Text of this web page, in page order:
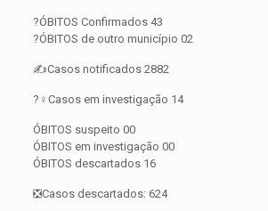
?ÓBITOS Confirmados 43
?ÓBITOS de outro município 02
✍️Casos notificados 2882
?️‍♀️Casos em investigação 14
ÓBITOS suspeito 00
ÓBITOS em investigação 00
ÓBITOS descartados 16
❎Casos descartados: 624